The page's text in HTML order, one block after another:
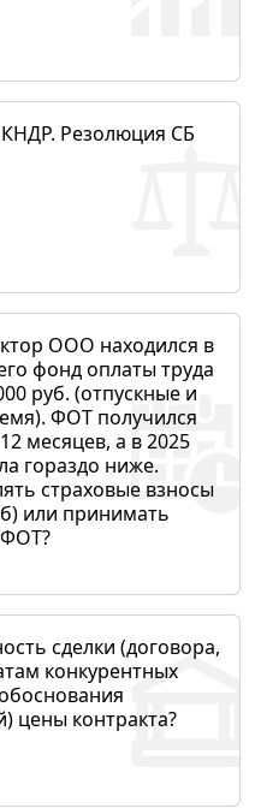
КНДР. Резолюция СБ
ООО находился в
фонд оплаты труда
руб. (отпускные и
ФОТ получился
месяцев, а в 2025
гораздо ниже.
страховые взносы
или принимать
сделки (договора,
конкурентных
цены контракта?